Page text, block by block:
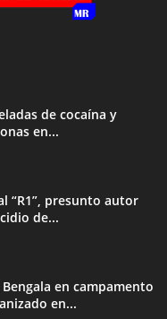
de cocaína y
en...
“R1”, presunto autor
de...
en campamento
en...